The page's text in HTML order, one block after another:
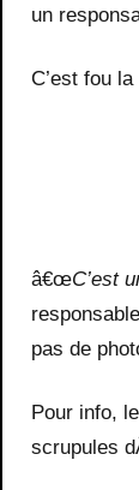
un
C’est fou
â€œC’est
pas de
Pour info,
scrupules